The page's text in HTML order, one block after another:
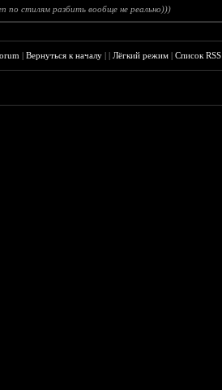
по стилям разбить вообще не реально)))
|Вернуться к началу ||Лёгкий режим |Список RSS